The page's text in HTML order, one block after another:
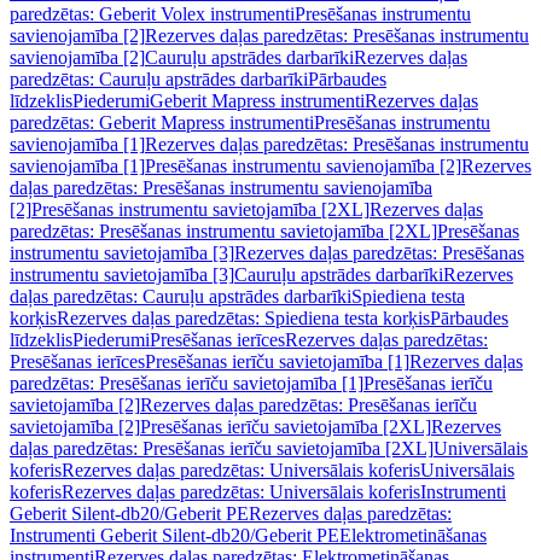
paredzētas: Geberit Volex instrumentiPresēšanas instrumentu
savienojamība [2]Rezerves daļas paredzētas: Presēšanas instrumentu
savienojamība [2]Cauruļu apstrādes darbarīkiRezerves daļas
paredzētas: Cauruļu apstrādes darbarīkiPārbaudes
līdzeklisPiederumiGeberit Mapress instrumentiRezerves daļas
paredzētas: Geberit Mapress instrumentiPresēšanas instrumentu
savienojamība [1]Rezerves daļas paredzētas: Presēšanas instrumentu
savienojamība [1]Presēšanas instrumentu savienojamība [2]Rezerves
daļas paredzētas: Presēšanas instrumentu savienojamība
[2]Presēšanas instrumentu savietojamība [2XL]Rezerves daļas
paredzētas: Presēšanas instrumentu savietojamība [2XL]Presēšanas
instrumentu savietojamība [3]Rezerves daļas paredzētas: Presēšanas
instrumentu savietojamība [3]Cauruļu apstrādes darbarīkiRezerves
daļas paredzētas: Cauruļu apstrādes darbarīkiSpiediena testa
korķisRezerves daļas paredzētas: Spiediena testa korķisPārbaudes
līdzeklisPiederumiPresēšanas ierīcesRezerves daļas paredzētas:
Presēšanas ierīcesPresēšanas ierīču savietojamība [1]Rezerves daļas
paredzētas: Presēšanas ierīču savietojamība [1]Presēšanas ierīču
savietojamība [2]Rezerves daļas paredzētas: Presēšanas ierīču
savietojamība [2]Presēšanas ierīču savietojamība [2XL]Rezerves
daļas paredzētas: Presēšanas ierīču savietojamība [2XL]Universālais
koferisRezerves daļas paredzētas: Universālais koferisUniversālais
koferisRezerves daļas paredzētas: Universālais koferisInstrumenti
Geberit Silent-db20/Geberit PERezerves daļas paredzētas:
Instrumenti Geberit Silent-db20/Geberit PEElektrometināšanas